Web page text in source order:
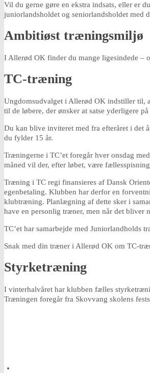
Vil du gerne gøre en ekstra indsats, eller er
juniorlandsholdet og seniorlandsholdet med
Ambitiøst træningsmiljø
I Allerød OK finder du mange ligesindede –
TC-træning
Ungdomsudvalget i Allerød OK indstiller til,
til de løbere, der ønsker at satse yderligere
Du kan blive inviteret med fra efteråret i det
du fylder 15 år.
Træningerne i TC’et foregår hver onsdag
måned vil der, efter løbet, være
Træning i TC regi finansieres af Dansk
egenbetaling. Klubben har derfor en
klubtræning. Planlægning af dette sker i
have en personlig træner, men når det bliver
TC’et har samarbejde med Juniorlandholds
Snak med din træner i Allerød OK om TC-
Styrketræning
I vinterhalvåret har klubben fælles
Træningen foregår fra Skovvang skolens